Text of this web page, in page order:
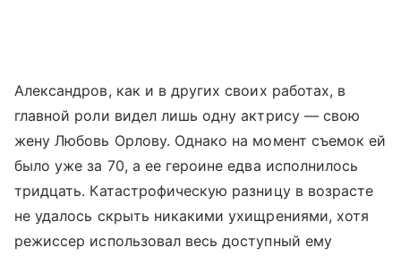
Александров, как и в других своих работах, в
главной роли видел лишь одну актрису — свою
жену Любовь Орлову. Однако на момент съемок ей
было уже за 70, а ее героине едва исполнилось
тридцать. Катастрофическую разницу в возрасте
не удалось скрыть никакими ухищрениями, хотя
режиссер использовал весь доступный ему